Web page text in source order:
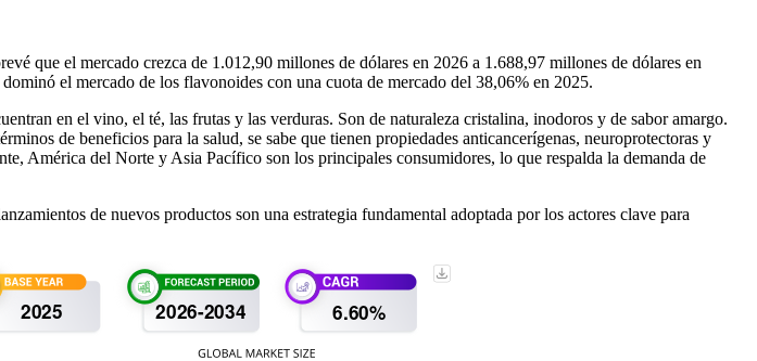
que el mercado crezca de 1.012,90 millones de dólares en 2026 a 1.688,97 millones de dólares en
el mercado de los flavonoides con una cuota de mercado del 38,06% en 2025.
en el vino, el té, las frutas y las verduras. Son de naturaleza cristalina, inodoros y de sabor amargo.
de beneficios para la salud, se sabe que tienen propiedades anticancerígenas, neuroprotectoras y
América del Norte y Asia Pacífico son los principales consumidores, lo que respalda la demanda de
de nuevos productos son una estrategia fundamental adoptada por los actores clave para